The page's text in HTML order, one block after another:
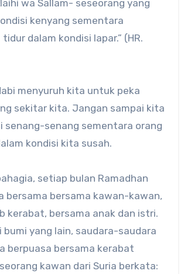
wa Sallam- seseorang yang
kenyang sementara
dalam kondisi lapar.” (HR.
menyuruh kita untuk peka
sekitar kita. Jangan sampai kita
senang-senang sementara orang
kondisi kita susah.
setiap bulan Ramadhan
bersama bersama kawan-kawan,
kerabat, bersama anak dan istri.
bumi yang lain, saudara-saudara
berpuasa bersama kerabat
kawan dari Suria berkata: